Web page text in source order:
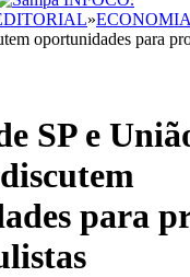
»ECONOMIA
oportunidades para
SP e
para